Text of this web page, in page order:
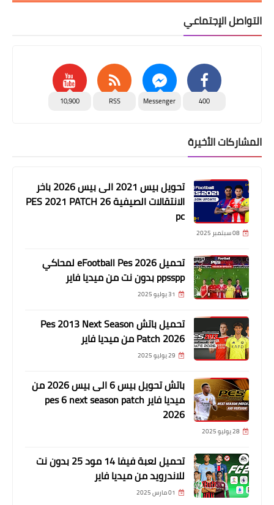
التواصل الإجتماعي
400
Messenger
RSS
10,900
المشاركات الأخيرة
تحويل بيس 2021 الى بيس 2026 باخر
الانتقالات الصيفية PES 2021 PATCH 26
pc
08 سبتمبر 2025
تحميل eFootball Pes 2026 لمحاكي
ppsspp بدون نت من ميديا فاير
31 يوليو 2025
تحميل باتش Pes 2013 Next Season
Patch 2026 من ميديا فاير
29 يوليو 2025
باتش تحويل بيس 6 الى بيس 2026 من
ميديا فاير pes 6 next season patch
2026
28 يوليو 2025
تحميل لعبة فيفا 14 مود 25 بدون نت
للاندرويد من ميديا فاير
01 مارس 2025